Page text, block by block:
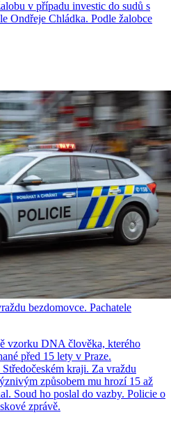
v případu investic do sudů s
Ondřeje Chládka. Podle žalobce
bezdomovce. Pachatele
vzorku DNA člověka, kterého
před 15 lety v Praze.
kraji. Za vraždu
způsobem mu hrozí 15 až
Soud ho poslal do vazby. Policie o
zprávě.